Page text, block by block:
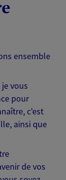
ensemble
vous
pour
c'est
ainsi que
de vos